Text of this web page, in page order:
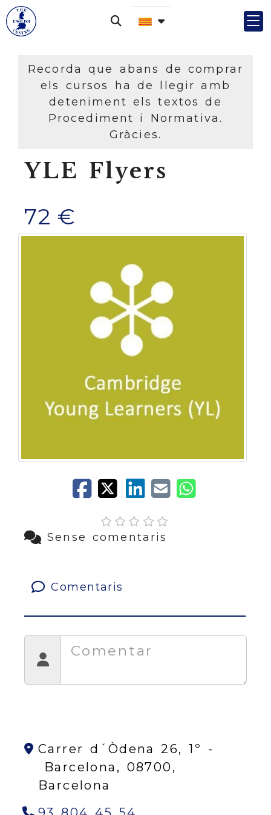
Recorda que abans de comprar
els cursos ha de llegir amb
deteniment els textos de
Procediment i Normativa.
Gràcies.
YLE Flyers
72 €
Sense comentaris
Comentaris
Carrer d´Òdena 26, 1º -
Barcelona, 08700,
Barcelona